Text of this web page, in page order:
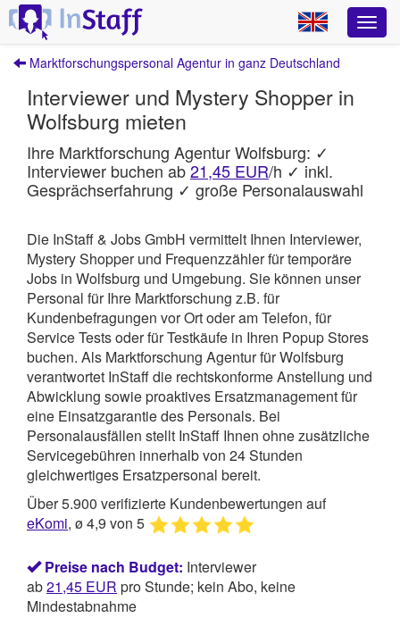
Marktforschungspersonal Agentur in ganz Deutschland
Interviewer und Mystery Shopper in
Wolfsburg mieten
Ihre Marktforschung Agentur Wolfsburg: ✓
Interviewer buchen ab21,45 EUR/h ✓ inkl.
Gesprächserfahrung ✓ große Personalauswahl
Die InStaff & Jobs GmbH vermittelt Ihnen Interviewer,
Mystery Shopper und Frequenzzähler für temporäre
Jobs in Wolfsburg und Umgebung. Sie können unser
Personal für Ihre Marktforschung z.B. für
Kundenbefragungen vor Ort oder am Telefon, für
Service Tests oder für Testkäufe in Ihren Popup Stores
buchen. Als Marktforschung Agentur für Wolfsburg
verantwortet InStaffdie rechtskonforme Anstellung und
Abwicklung sowie proaktives Ersatzmanagement für
eine Einsatzgarantie des Personals. Bei
Personalausfällen stellt InStaff Ihnen ohne zusätzliche
Servicegebühren innerhalb von 24 Stunden
gleichwertiges Ersatzpersonal bereit.
Über 5.900 verifizierte Kundenbewertungen auf
eKomi, ø 4,9 von 5
Preise nach Budget: Interviewer
ab21,45 EUR pro Stunde; kein Abo, keine
Mindestabnahme